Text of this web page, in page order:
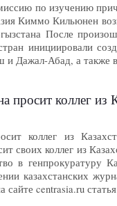
по изучению
Киммо Кильюнен
После
инициировали
и Дажал-Абад, а
просит коллег
коллег из
своих коллег из
в генпрокуратуру
казахстанских
сайте centrasia.ru